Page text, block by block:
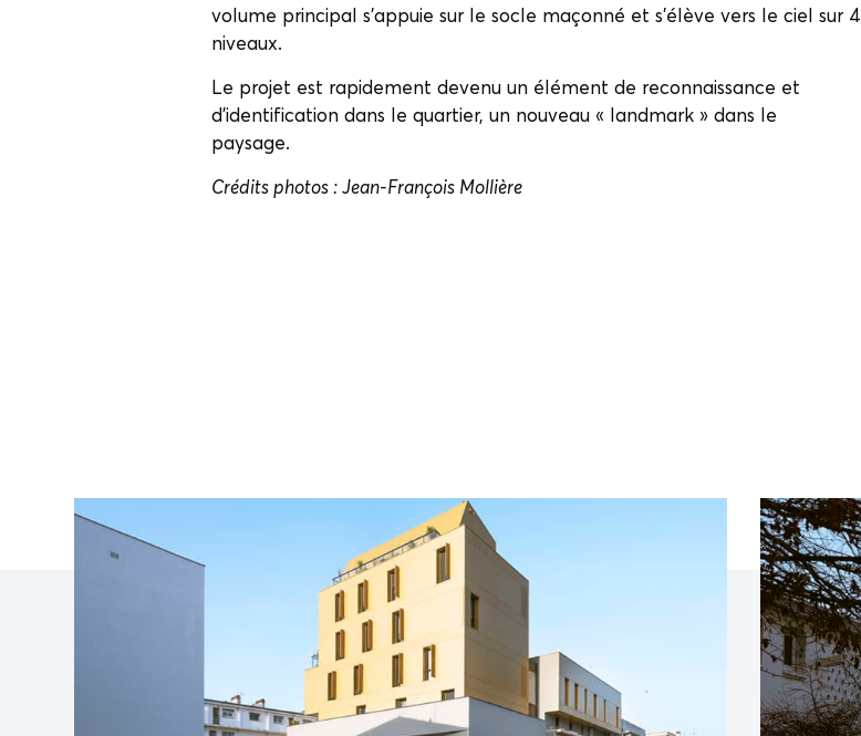
volume principal s’appuie sur le socle maçonné et s’élève vers le ciel sur 4
niveaux.
Le projet est rapidement devenu un élément de reconnaissance et
d’identification dans le quartier, un nouveau « landmark » dans le
paysage.
Crédits photos : Jean-François Mollière